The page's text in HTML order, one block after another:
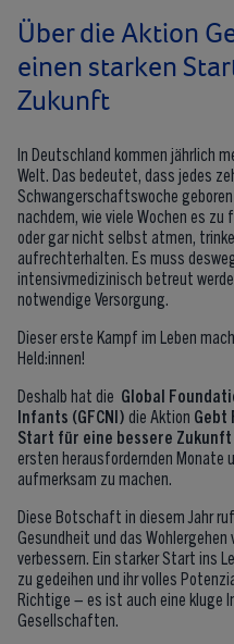
Über die Aktion
einen starken
Zukunft
In Deutschland kommen jährlich
Welt. Das bedeutet, dass jedes
Schwangerschaftswoche
nachdem, wie viele Wochen es
oder gar nicht selbst atmen,
aufrechterhalten. Es muss
intensivmedizinisch betreut
notwendige Versorgung.
Dieser erste Kampf im Leben
Held:innen!
Deshalb hat die Global
Infants (GFCNI) die Aktion Gebt
Start für eine bessere Zukunft
ersten herausfordernden Monate
aufmerksam zu machen.
Diese Botschaft in diesem Jahr
Gesundheit und das
verbessern. Ein starker Start ins
zu gedeihen und ihr volles
Richtige – es ist auch eine kluge
Gesellschaften.